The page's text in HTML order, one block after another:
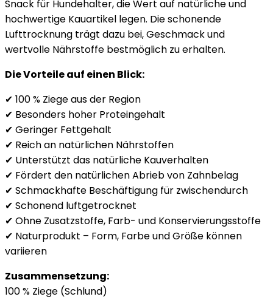
Snack für Hundehalter, die Wert auf natürliche und
hochwertige Kauartikel legen. Die schonende
Lufttrocknung trägt dazu bei, Geschmack und
wertvolle Nährstoffe bestmöglich zu erhalten.
Die Vorteile auf einen Blick:
✔ 100 % Ziege aus der Region
✔ Besonders hoher Proteingehalt
✔ Geringer Fettgehalt
✔ Reich an natürlichen Nährstoffen
✔ Unterstützt das natürliche Kauverhalten
✔ Fördert den natürlichen Abrieb von Zahnbelag
✔ Schmackhafte Beschäftigung für zwischendurch
✔ Schonend luftgetrocknet
✔ Ohne Zusatzstoffe, Farb- und Konservierungsstoffe
✔ Naturprodukt – Form, Farbe und Größe können
variieren
Zusammensetzung:
100 % Ziege (Schlund)